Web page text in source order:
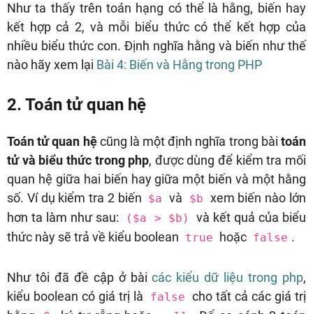
Như ta thấy trên toán hạng có thể là hằng, biến hay
kết hợp cả 2, và mỗi biểu thức có thể kết hợp của
nhiều biểu thức con. Định nghĩa hằng và biến như thế
nào hãy xem lại Bài 4: Biến và Hằng trong PHP
2. Toán tử quan hệ
Toán tử quan hệcũng là một định nghĩa trong bàitoán
tử và biểu thức trong php, được dùng để kiểm tra mối
quan hệ giữa hai biến hay giữa một biến và một hằng
số. Ví dụ kiểm tra 2 biến $a và $b xem biến nào lớn
hơn ta làm như sau:
($a > $b)
và kết quả của biểu
thức này sẽ trả về kiểu boolean true hoặc false .
Như tôi đã đề cập ở bàicác kiểu dữ liệu trong php,
kiểu boolean có giá trị là
false cho tất cả các giá trị